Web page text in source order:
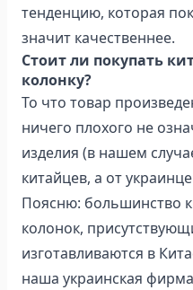
тенденцию, которая
значит качественнее.
Стоит ли покупать
колонку?
То что товар
ничего плохого не
изделия (в нашем
китайцев, а от
Поясню: большинство
колонок,
изготавливаются в
наша украинская